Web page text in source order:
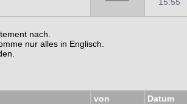
nach.
nur alles in Englisch.
von Datum